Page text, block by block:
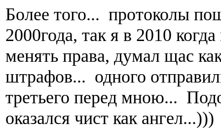
Более того... протоколы
2000года, так я в 2010
менять права, думал щас
штрафов... одного
третьего перед мною...
оказался чист как ангел...)))